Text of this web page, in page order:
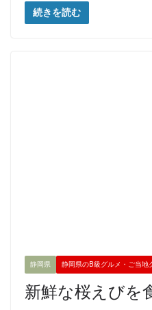
続きを読む
静岡県 静岡県のB級グルメ・ご当地
新鮮な桜えびを